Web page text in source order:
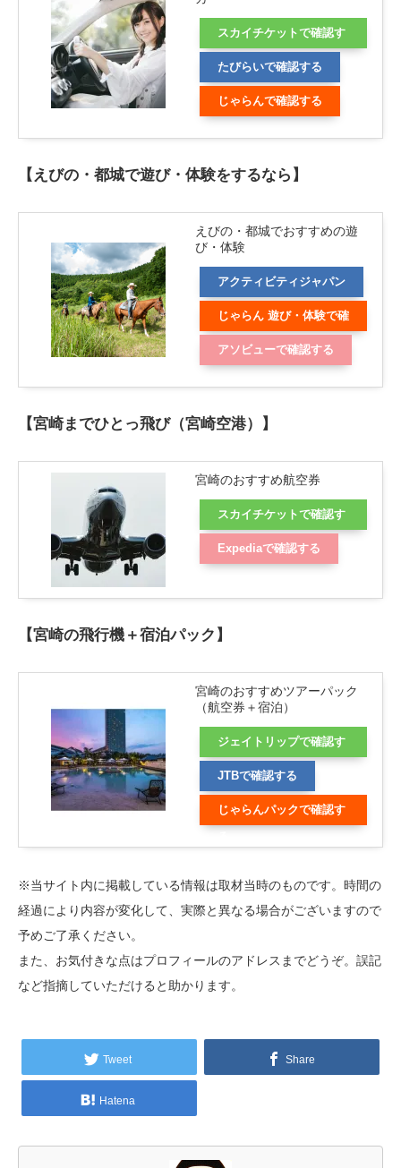
スカイチケットで確認す
る
たびらいで確認する
じゃらんで確認する
【えびの・都城で遊び・体験をするなら】
えびの・都城でおすすめの遊
び・体験
アクティビティジャパン
じゃらん 遊び・体験で確
認する
アソビューで確認する
【宮崎までひとっ飛び（宮崎空港）】
宮崎のおすすめ航空券
スカイチケットで確認す
る
Expediaで確認する
【宮崎の飛行機＋宿泊パック】
宮崎のおすすめツアーパック
（航空券＋宿泊）
ジェイトリップで確認す
る
JTBで確認する
じゃらんパックで確認す
※当サイト内に掲載している情報は取材当時のものです。時間の
経過により内容が変化して、実際と異なる場合がございますので
予めご了承ください。
また、お気付きな点はプロフィールのアドレスまでどうぞ。誤記
など指摘していただけると助かります。
Tweet Share
Hatena